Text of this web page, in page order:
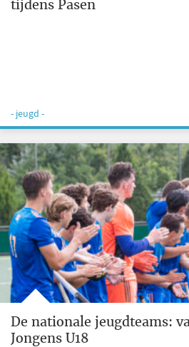
tijdens Pasen
- jeugd -
De nationale jeugdteams:
Jongens U18